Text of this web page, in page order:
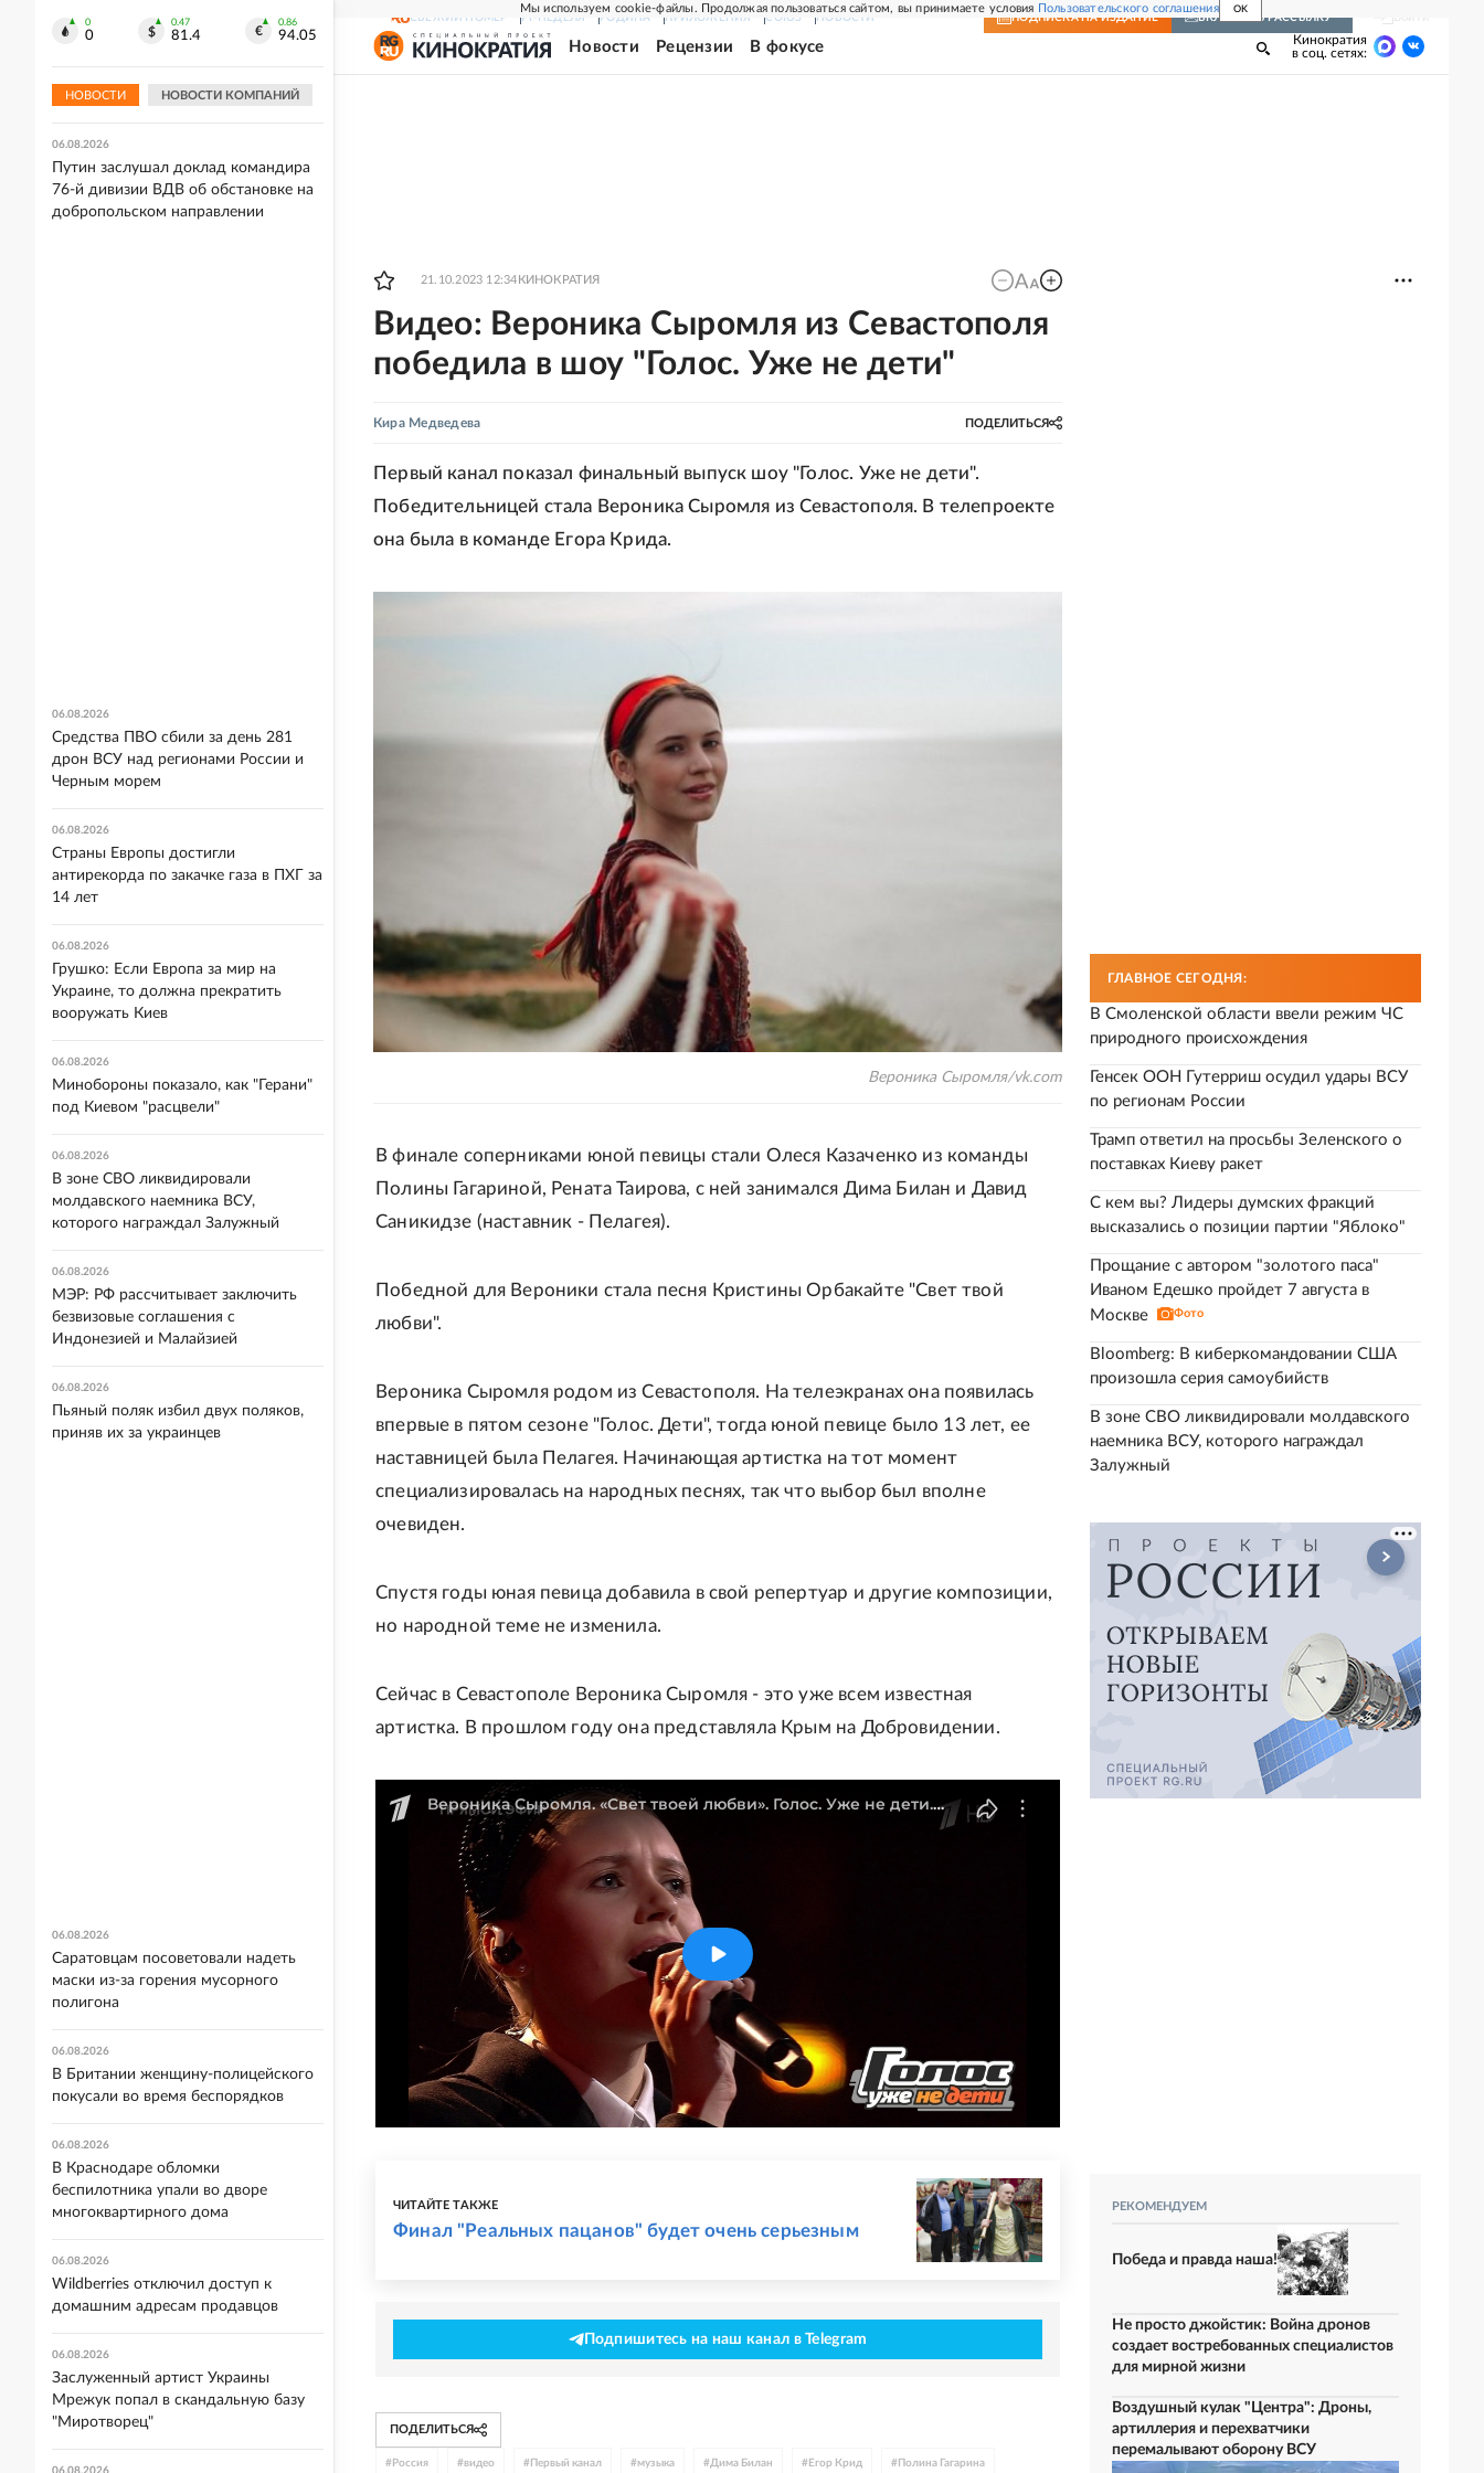
Мы используем cookie-файлы. Продолжая пользоваться сайтом, вы принимаете условия Пользовательского соглашения OK
СВЕЖИЙ НОМЕР РГ-НЕДЕЛЯ РОДИНА ПРИЛОЖЕНИЯ СОЮЗ НОВОСТИ ПОДПИСКА НА ИЗДАНИЕ ВКЛЮЧИТЬ РАССЫЛКУ
Новости Рецензии В фокусе
Кинократия
в соц. сетях:
21.10.2023 12:34 КИНОКРАТИЯ
Видео: Вероника Сыромля из Севастополя
победила в шоу "Голос. Уже не дети"
Кира Медведева ПОДЕЛИТЬСЯ
Первый канал показал финальный выпуск шоу "Голос. Уже не дети".
Победительницей стала Вероника Сыромля из Севастополя. В телепроекте
она была в команде Егора Крида.
Вероника Сыромля/vk.com
В финале соперниками юной певицы стали Олеся Казаченко из команды
Полины Гагариной, Рената Таирова, с ней занимался Дима Билан и Давид
Саникидзе (наставник - Пелагея).
Победной для Вероники стала песня Кристины Орбакайте "Свет твой
любви".
Вероника Сыромля родом из Севастополя. На телеэкранах она появилась
впервые в пятом сезоне "Голос. Дети", тогда юной певице было 13 лет, ее
наставницей была Пелагея. Начинающая артистка на тот момент
специализировалась на народных песнях, так что выбор был вполне
очевиден.
Спустя годы юная певица добавила в свой репертуар и другие композиции,
но народной теме не изменила.
Сейчас в Севастополе Вероника Сыромля - это уже всем известная
артистка. В прошлом году она представляла Крым на Добровидении.
ЧИТАЙТЕ ТАКЖЕ
Финал "Реальных пацанов" будет очень серьезным
Подпишитесь на наш канал в Telegram
ПОДЕЛИТЬСЯ
# Россия #видео # Первый канал #музыка # Дима Билан # Егор Крид # Полина Гагарина
ГЛАВНОЕ СЕГОДНЯ:
В Смоленской области ввели режим ЧС
природного происхождения
Генсек ООН Гутерриш осудил удары ВСУ
по регионам России
Трамп ответил на просьбы Зеленского о
поставках Киеву ракет
С кем вы? Лидеры думских фракций
высказались о позиции партии "Яблоко"
Прощание с автором "золотого паса"
Иваном Едешко пройдет 7 августа в
Москве
Фото
Bloomberg: В киберкомандовании США
произошла серия самоубийств
В зоне СВО ликвидировали молдавского
наемника ВСУ, которого награждал
Залужный
РЕКОМЕНДУЕМ
Победа и правда наша!
Не просто джойстик: Война дронов
создает востребованных специалистов
для мирной жизни
Воздушный кулак "Центра": Дроны,
артиллерия и перехватчики
перемалывают оборону ВСУ
0
0
0.47
81.4
0.86
94.05
НОВОСТИ НОВОСТИ КОМПАНИЙ
Владивостока
06.08.2026
Путин заслушал доклад командира
76-й дивизии ВДВ об обстановке на
добропольском направлении
06.08.2026
Средства ПВО сбили за день 281
дрон ВСУ над регионами России и
Черным морем
06.08.2026
Страны Европы достигли
антирекорда по закачке газа в ПХГ за
14 лет
06.08.2026
Грушко: Если Европа за мир на
Украине, то должна прекратить
вооружать Киев
06.08.2026
Минобороны показало, как "Герани"
под Киевом "расцвели"
06.08.2026
В зоне СВО ликвидировали
молдавского наемника ВСУ,
которого награждал Залужный
06.08.2026
МЭР: РФ рассчитывает заключить
безвизовые соглашения с
Индонезией и Малайзией
06.08.2026
Пьяный поляк избил двух поляков,
приняв их за украинцев
06.08.2026
Саратовцам посоветовали надеть
маски из-за горения мусорного
полигона
06.08.2026
В Британии женщину-полицейского
покусали во время беспорядков
06.08.2026
В Краснодаре обломки
беспилотника упали во дворе
многоквартирного дома
06.08.2026
Wildberries отключил доступ к
домашним адресам продавцов
06.08.2026
Заслуженный артист Украины
Мрежук попал в скандальную базу
"Миротворец"
06.08.2026